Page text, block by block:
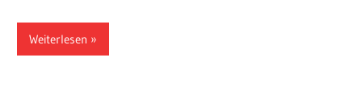
Weiterlesen